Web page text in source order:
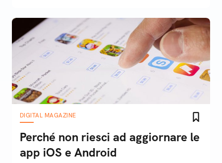
DIGITAL MAGAZINE
Perché non riesci ad aggiornare le
app iOS e Android